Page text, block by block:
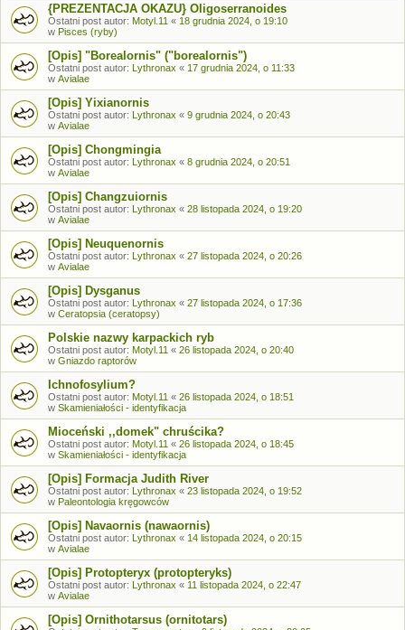
{PREZENTACJA OKAZU} Oligoserranoides
Ostatni post autor: Motyl.11 « 18 grudnia 2024, o 19:10
w Pisces (ryby)
[Opis] "Borealornis" ("borealornis")
Ostatni post autor: Lythronax « 17 grudnia 2024, o 11:33
w Avialae
[Opis] Yixianornis
Ostatni post autor: Lythronax « 9 grudnia 2024, o 20:43
w Avialae
[Opis] Chongmingia
Ostatni post autor: Lythronax « 8 grudnia 2024, o 20:51
w Avialae
[Opis] Changzuiornis
Ostatni post autor: Lythronax « 28 listopada 2024, o 19:20
w Avialae
[Opis] Neuquenornis
Ostatni post autor: Lythronax « 27 listopada 2024, o 20:26
w Avialae
[Opis] Dysganus
Ostatni post autor: Lythronax « 27 listopada 2024, o 17:36
w Ceratopsia (ceratopsy)
Polskie nazwy karpackich ryb
Ostatni post autor: Motyl.11 « 26 listopada 2024, o 20:40
w Gniazdo raptorów
Ichnofosylium?
Ostatni post autor: Motyl.11 « 26 listopada 2024, o 18:51
w Skamieniałości - identyfikacja
Mioceński ,,domek" chruścika?
Ostatni post autor: Motyl.11 « 26 listopada 2024, o 18:45
w Skamieniałości - identyfikacja
[Opis] Formacja Judith River
Ostatni post autor: Lythronax « 23 listopada 2024, o 19:52
w Paleontologia kręgowców
[Opis] Navaornis (nawaornis)
Ostatni post autor: Lythronax « 14 listopada 2024, o 20:15
w Avialae
[Opis] Protopteryx (protopteryks)
Ostatni post autor: Lythronax « 11 listopada 2024, o 22:47
w Avialae
[Opis] Ornithotarsus (ornitotars)